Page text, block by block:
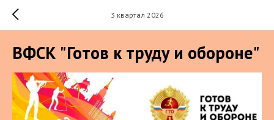
3 квартал 2026
ВФСК "Готов к труду и обороне"